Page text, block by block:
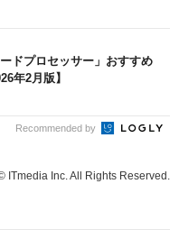
ドプロセッサー」おすすめ
年2月版】
Recommended by
ITmedia Inc. All Rights Reserved.